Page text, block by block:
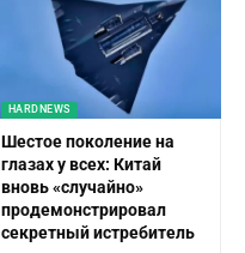
HARDNEWS
Шестое поколение на
глазах у всех: Китай
вновь «случайно»
продемонстрировал
секретный истребитель